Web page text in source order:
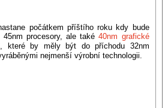
počátkem příštího roku kdy bude
procesory, ale také40nm grafické
, které by měly být do příchodu 32nm
nejmenší výrobní technologii.